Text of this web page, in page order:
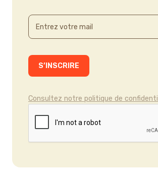
Consultez notre politique de